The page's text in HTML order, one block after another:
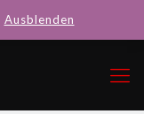
Ausblenden